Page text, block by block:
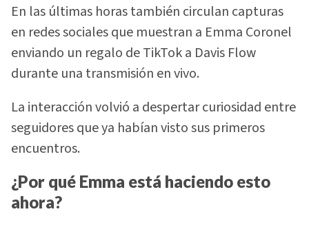
En las últimas horas también circulan capturas
en redes sociales que muestran a Emma Coronel
enviando un regalo de TikTok a Davis Flow
durante una transmisión en vivo.
La interacción volvió a despertar curiosidad entre
seguidores que ya habían visto sus primeros
encuentros.
¿Por qué Emma está haciendo esto
ahora?